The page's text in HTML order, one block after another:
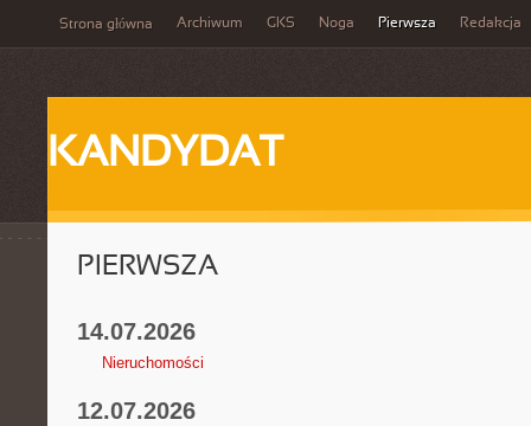
Strona główna Archiwum GKS Noga Pierwsza Redakcja
KANDYDAT
PIERWSZA
14.07.2026
Nieruchomości
12.07.2026